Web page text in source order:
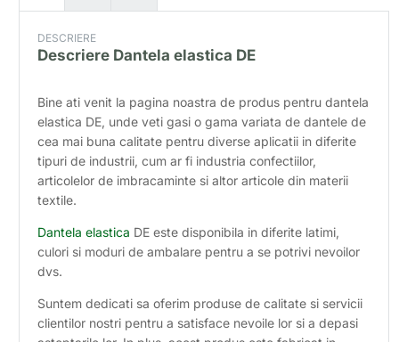
DESCRIERE
Descriere Dantela elastica DE
Bine ati venit la pagina noastra de produs pentru dantela
elastica DE, unde veti gasi o gama variata de dantele de
cea mai buna calitate pentru diverse aplicatii in diferite
tipuri de industrii, cum ar fi industria confectiilor,
articolelor de imbracaminte si altor articole din materii
textile.
Dantela elastica DE este disponibila in diferite latimi,
culori si moduri de ambalare pentru a se potrivi nevoilor
dvs.
Suntem dedicati sa oferim produse de calitate si servicii
clientilor nostri pentru a satisface nevoile lor si a depasi